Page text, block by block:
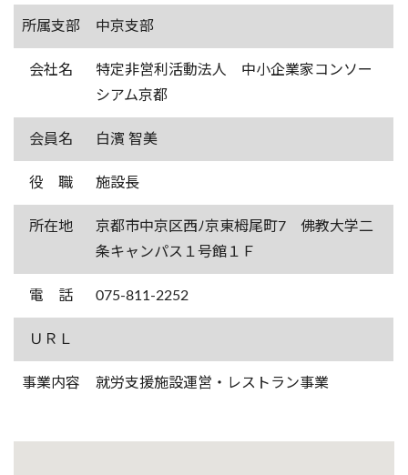
所属支部 中京支部
会社名
特定非営利活動法人 中小企業家コンソー
シアム京都
会員名 白濱 智美
役 職 施設長
所在地
京都市中京区西ﾉ京東栂尾町7 佛教大学二
条キャンパス１号館１Ｆ
電 話 075-811-2252
ＵＲＬ
事業内容 就労支援施設運営・レストラン事業